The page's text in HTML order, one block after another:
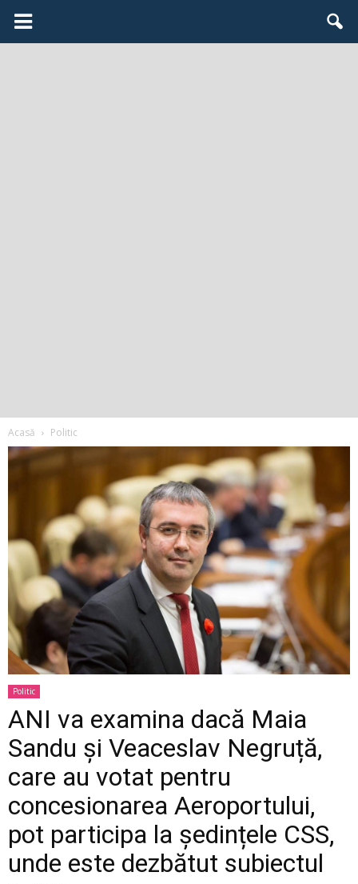
Acasă Politic
Politic
ANI va examina dacă Maia
Sandu și Veaceslav Negruță,
care au votat pentru
concesionarea Aeroportului,
pot participa la ședințele CSS,
unde este dezbătut subiectul